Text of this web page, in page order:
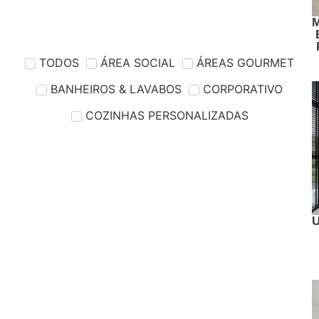
TODOS ÁREA SOCIAL
ÁREAS GOURMET
BANHEIROS & LAVABOS
CORPORATIVO
COZINHAS PERSONALIZADAS